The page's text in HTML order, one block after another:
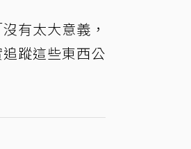
有太大意義，
蹤這些東西公